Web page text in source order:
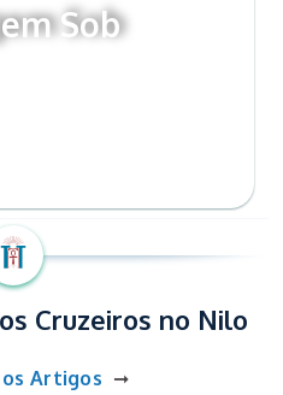
Sob
Cruzeiros no Nilo
Artigos ➞